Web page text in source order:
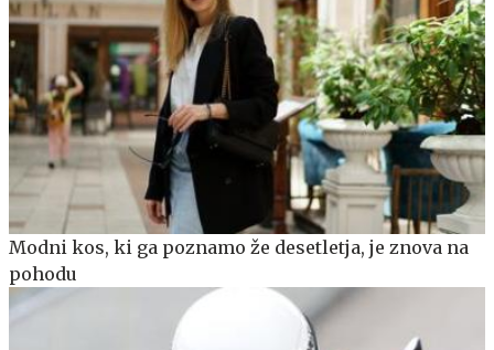
Modni kos, ki ga poznamo že desetletja, je znova na
pohodu